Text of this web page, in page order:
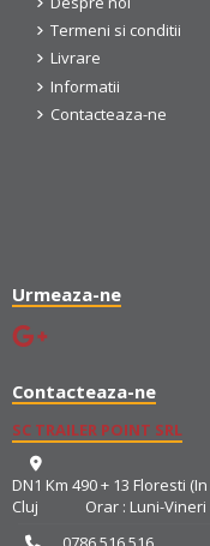
Termeni si conditii
Livrare
Informatii
Contacteaza-ne
Urmeaza-ne
Contacteaza-ne
SC TRAILER POINT SRL
DN1 Km 490 + 13 Floresti
Cluj Orar : Luni-Vineri